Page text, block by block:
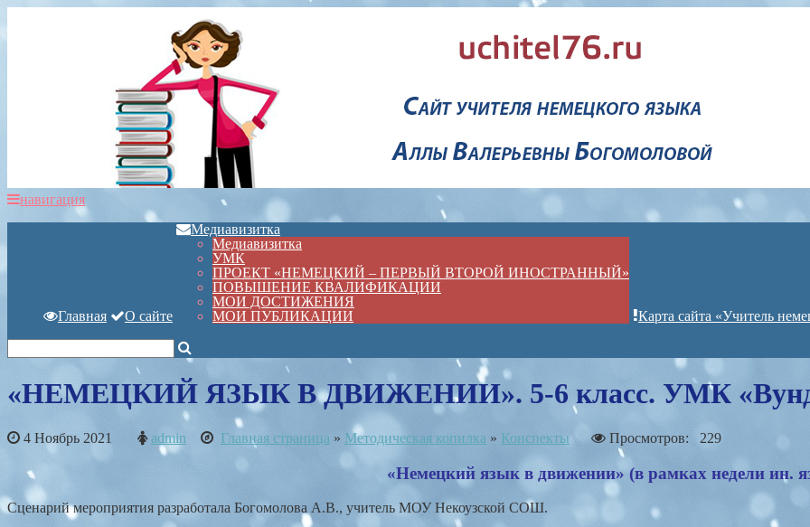
навигация
Главная О сайте
Медиавизитка
Медиавизитка
УМК
ПРОЕКТ «НЕМЕЦКИЙ – ПЕРВЫЙ ВТОРОЙ ИНОСТРАННЫЙ»
ПОВЫШЕНИЕ КВАЛИФИКАЦИИ
МОИ ДОСТИЖЕНИЯ
МОИ ПУБЛИКАЦИИ
Карта сайта «Учитель
«НЕМЕЦКИЙ ЯЗЫК В ДВИЖЕНИИ». 5-6 класс. УМК
4 Ноябрь 2021 admin Главная страница » Методическая копилка » Конспекты Просмотров: 229
«Немецкий язык в движении» (в рамках недели ин.
Сценарий мероприятия разработала Богомолова А.В., учитель МОУ Некоузской СОШ.